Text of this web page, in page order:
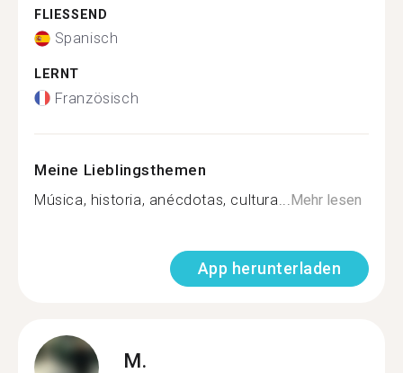
FLIESSEND
Spanisch
LERNT
Französisch
Meine Lieblingsthemen
Música, historia, anécdotas, cultura... Mehr lesen
App herunterladen
M.